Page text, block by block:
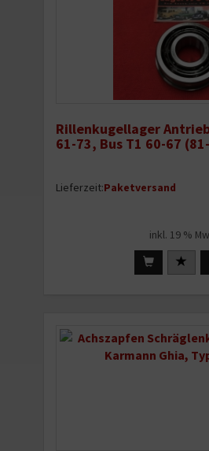
Rillenkugellager
61-73, Bus T1 60-67
Lieferzeit:Paketversand
inkl. 19 %